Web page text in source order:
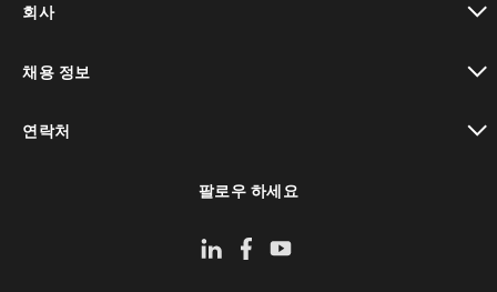
회사
채용 정보
연락처
팔로우 하세요